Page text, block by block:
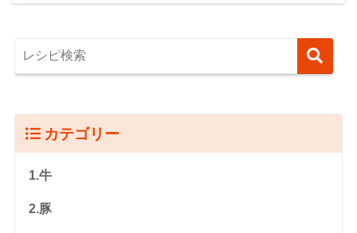
カテゴリー
1.牛
2.豚